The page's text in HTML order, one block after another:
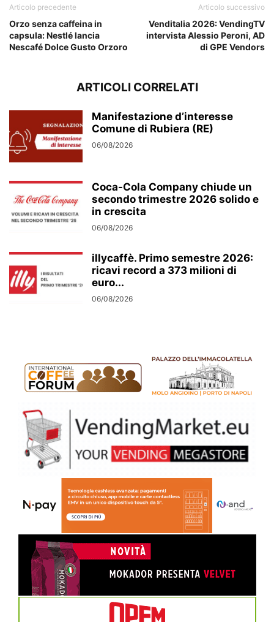
Articolo precedente
Orzo senza caffeina in
capsula: Nestlé lancia
Nescafé Dolce Gusto Orzoro
Articolo successivo
Venditalia 2026: VendingTV
intervista Alessio Peroni, AD
di GPE Vendors
ARTICOLI CORRELATI
Manifestazione d’interesse
Comune di Rubiera (RE)
06/08/2026
Coca-Cola Company chiude un
secondo trimestre 2026 solido e
in crescita
06/08/2026
illycaffè. Primo semestre 2026:
ricavi record a 373 milioni di
euro...
06/08/2026